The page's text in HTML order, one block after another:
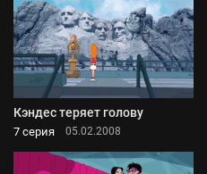
Кэндес теряет голову
7 серия 05.02.2008